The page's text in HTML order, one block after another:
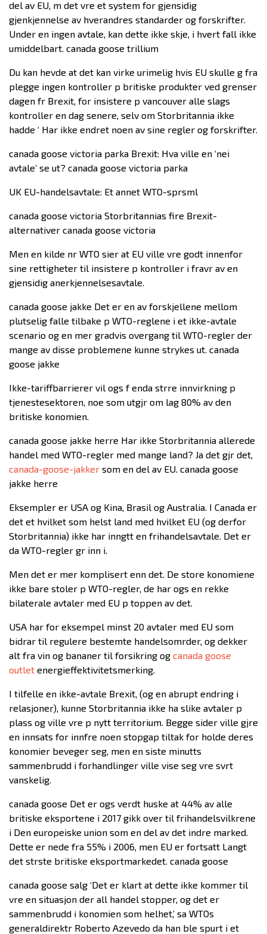
del av EU, m det vre et system for gjensidig
gjenkjennelse av hverandres standarder og forskrifter.
Under en ingen avtale, kan dette ikke skje, i hvert fall ikke
umiddelbart. canada goose trillium
Du kan hevde at det kan virke urimelig hvis EU skulle g fra
plegge ingen kontroller p britiske produkter ved grenser
dagen fr Brexit, for insistere p vancouver alle slags
kontroller en dag senere, selv om Storbritannia ikke
hadde ‘ Har ikke endret noen av sine regler og forskrifter.
canada goose victoria parka Brexit: Hva ville en ‘nei
avtale’ se ut? canada goose victoria parka
UK EU-handelsavtale: Et annet WTO-sprsml
canada goose victoria Storbritannias fire Brexit-
alternativer canada goose victoria
Men en kilde nr WTO sier at EU ville vre godt innenfor
sine rettigheter til insistere p kontroller i fravr av en
gjensidig anerkjennelsesavtale.
canada goose jakke Det er en av forskjellene mellom
plutselig falle tilbake p WTO-reglene i et ikke-avtale
scenario og en mer gradvis overgang til WTO-regler der
mange av disse problemene kunne strykes ut. canada
goose jakke
Ikke-tariffbarrierer vil ogs f enda strre innvirkning p
tjenestesektoren, noe som utgjr om lag 80% av den
britiske konomien.
canada goose jakke herre Har ikke Storbritannia allerede
handel med WTO-regler med mange land? Ja det gjr det,
canada-goose-jakker som en del av EU. canada goose
jakke herre
Eksempler er USA og Kina, Brasil og Australia. I Canada er
det et hvilket som helst land med hvilket EU (og derfor
Storbritannia) ikke har inngtt en frihandelsavtale. Det er
da WTO-regler gr inn i.
Men det er mer komplisert enn det. De store konomiene
ikke bare stoler p WTO-regler, de har ogs en rekke
bilaterale avtaler med EU p toppen av det.
USA har for eksempel minst 20 avtaler med EU som
bidrar til regulere bestemte handelsomrder, og dekker
alt fra vin og bananer til forsikring og canada goose
outlet energieffektivitetsmerking.
I tilfelle en ikke-avtale Brexit, (og en abrupt endring i
relasjoner), kunne Storbritannia ikke ha slike avtaler p
plass og ville vre p nytt territorium. Begge sider ville gjre
en innsats for innfre noen stopgap tiltak for holde deres
konomier beveger seg, men en siste minutts
sammenbrudd i forhandlinger ville vise seg vre svrt
vanskelig.
canada goose Det er ogs verdt huske at 44% av alle
britiske eksportene i 2017 gikk over til frihandelsvilkrene
i Den europeiske union som en del av det indre marked.
Dette er nede fra 55% i 2006, men EU er fortsatt Langt
det strste britiske eksportmarkedet. canada goose
canada goose salg ‘Det er klart at dette ikke kommer til
vre en situasjon der all handel stopper, og det er
sammenbrudd i konomien som helhet,’ sa WTOs
generaldirektr Roberto Azevedo da han ble spurt i et